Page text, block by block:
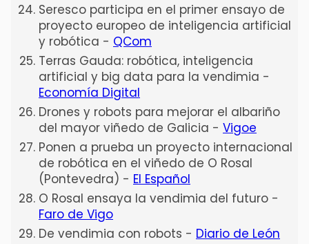
Seresco participa en el primer ensayo de
proyecto europeo de inteligencia artificial
y robótica - QCom
Terras Gauda: robótica, inteligencia
artificial y big data para la vendimia -
Economía Digital
Drones y robots para mejorar el albariño
del mayor viñedo de Galicia - Vigoe
Ponen a prueba un proyecto internacional
de robótica en el viñedo de O Rosal
(Pontevedra) - El Español
O Rosal ensaya la vendimia del futuro -
Faro de Vigo
De vendimia con robots - Diario de León